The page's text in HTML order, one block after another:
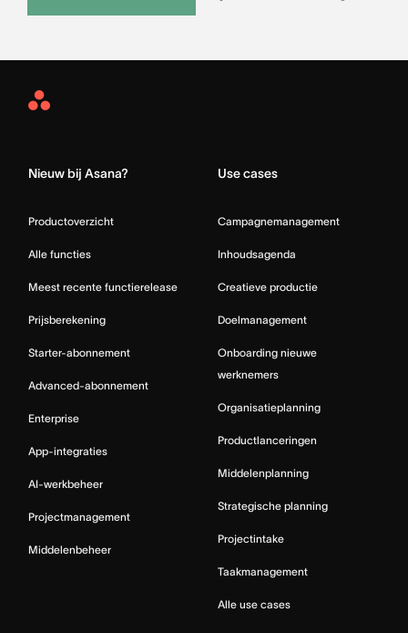
Asana
Nieuw bij Asana?
Productoverzicht
Alle functies
Meest recente functierelease
Prijsberekening
Starter-abonnement
Advanced-abonnement
Enterprise
App-integraties
AI-werkbeheer
Projectmanagement
Middelenbeheer
Use cases
Campagnemanagement
Inhoudsagenda
Creatieve productie
Doelmanagement
Onboarding nieuwe
werknemers
Organisatieplanning
Productlanceringen
Middelenplanning
Strategische planning
Projectintake
Taakmanagement
Alle use cases